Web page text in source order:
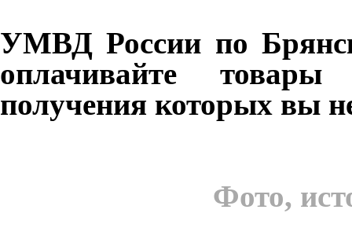
УМВД России по
оплачивайте
получения которых вы
Фото,